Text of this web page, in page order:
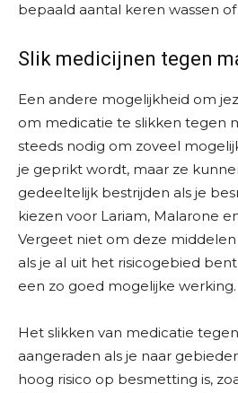
bepaald aantal keren wassen
Slik medicijnen tegen
Een andere mogelijkheid om
om medicatie te slikken tegen
steeds nodig om zoveel
je geprikt wordt, maar ze
gedeeltelijk bestrijden als je
kiezen voor Lariam, Malarone
Vergeet niet om deze
als je al uit het risicogebied
een zo goed mogelijke werking.
Het slikken van medicatie
aangeraden als je naar
hoog risico op besmetting is,